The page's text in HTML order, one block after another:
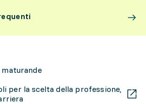
per la scelta della professione,